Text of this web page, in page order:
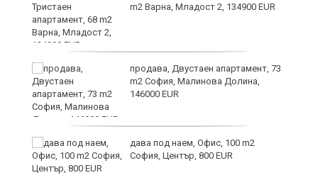
m2 Варна, Младост 2, 134900 EUR
продава, Двустаен апартамент, 73
m2 София, Малинова Долина,
146000 EUR
дава под наем, Офис, 100 m2
София, Център, 800 EUR